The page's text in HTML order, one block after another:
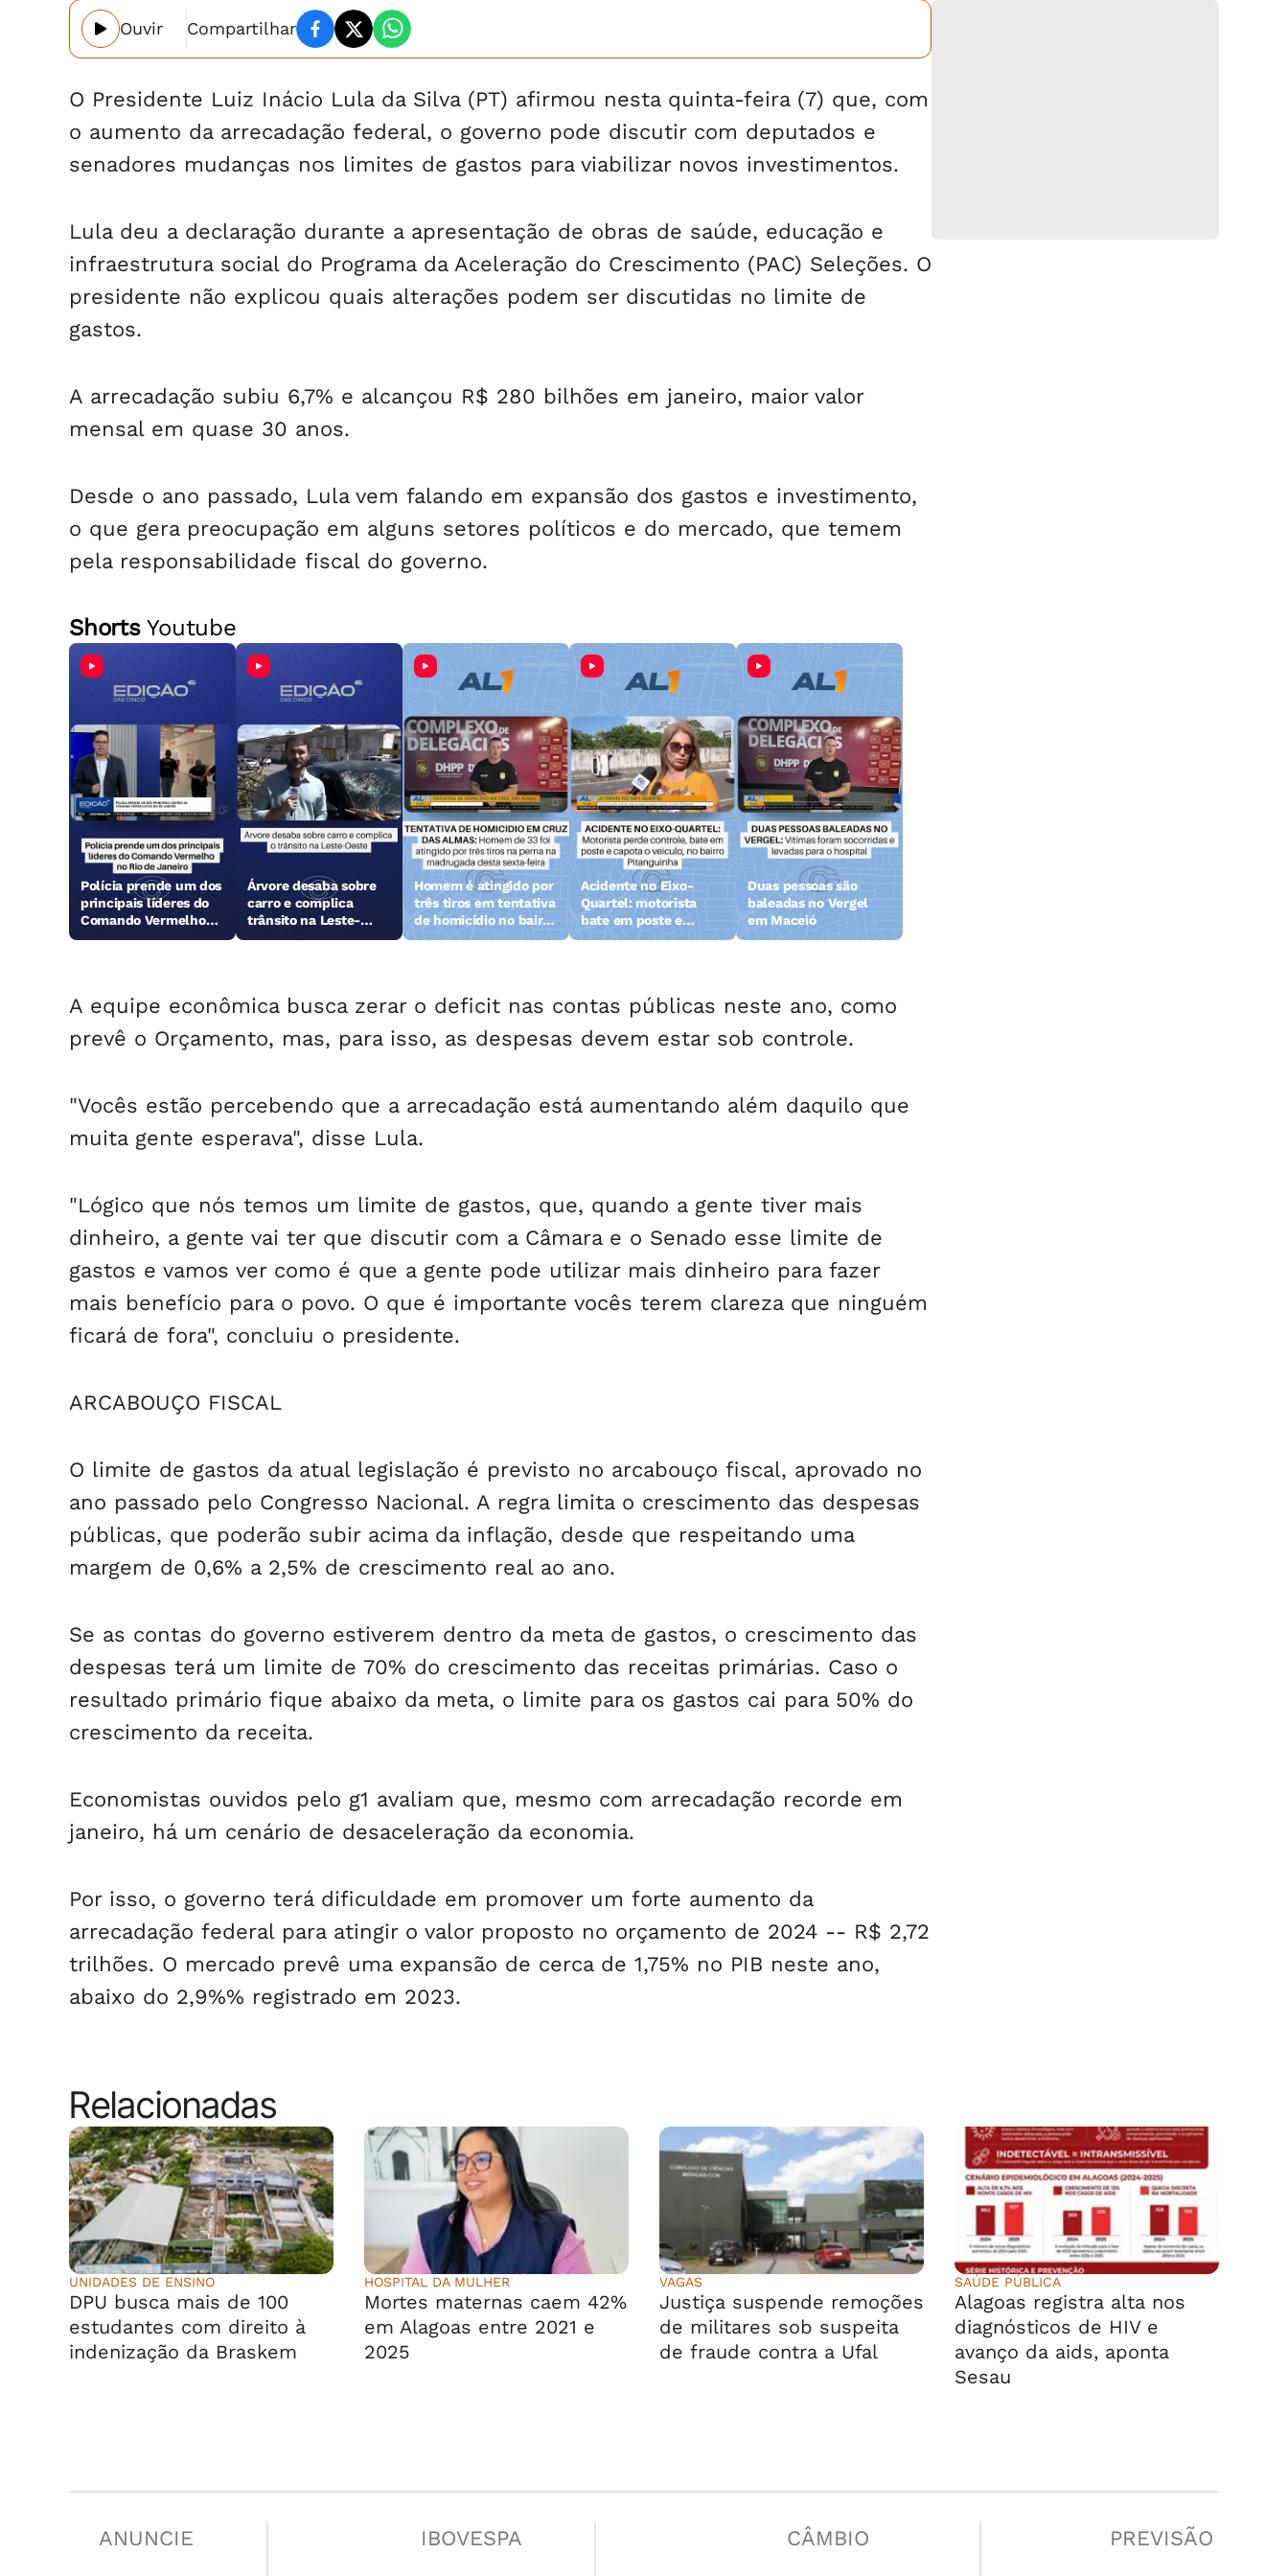
Ouvir Compartilhar
O Presidente Luiz Inácio Lula da Silva (PT) afirmou nesta quinta-feira (7) que, com
o aumento da arrecadação federal, o governo pode discutir com deputados e
senadores mudanças nos limites de gastos para viabilizar novos investimentos.
Lula deu a declaração durante a apresentação de obras de saúde, educação e
infraestrutura social do Programa da Aceleração do Crescimento (PAC) Seleções. O
presidente não explicou quais alterações podem ser discutidas no limite de
gastos.
A arrecadação subiu 6,7% e alcançou R$ 280 bilhões em janeiro, maior valor
mensal em quase 30 anos.
Desde o ano passado, Lula vem falando em expansão dos gastos e investimento,
o que gera preocupação em alguns setores políticos e do mercado, que temem
pela responsabilidade fiscal do governo.
ShortsYoutube
Polícia prende um dos
principais líderes do
Comando Vermelho
no Rio de Janeiro
Árvore desaba sobre
carro e complica
trânsito na Leste-
Oeste
Homem é atingido por
três tiros em tentativa
de homicídio no bairro
Cruz das Almas em
Acidente no Eixo-
Quartel: motorista
bate em poste e
capota
Duas pessoas são
baleadas no Vergel
em Maceió
A equipe econômica busca zerar o deficit nas contas públicas neste ano, como
prevê o Orçamento, mas, para isso, as despesas devem estar sob controle.
"Vocês estão percebendo que a arrecadação está aumentando além daquilo que
muita gente esperava", disse Lula.
"Lógico que nós temos um limite de gastos, que, quando a gente tiver mais
dinheiro, a gente vai ter que discutir com a Câmara e o Senado esse limite de
gastos e vamos ver como é que a gente pode utilizar mais dinheiro para fazer
mais benefício para o povo. O que é importante vocês terem clareza que ninguém
ficará de fora", concluiu o presidente.
ARCABOUÇO FISCAL
O limite de gastos da atual legislação é previsto no arcabouço fiscal, aprovado no
ano passado pelo Congresso Nacional. A regra limita o crescimento das despesas
públicas, que poderão subir acima da inflação, desde que respeitando uma
margem de 0,6% a 2,5% de crescimento real ao ano.
Se as contas do governo estiverem dentro da meta de gastos, o crescimento das
despesas terá um limite de 70% do crescimento das receitas primárias. Caso o
resultado primário fique abaixo da meta, o limite para os gastos cai para 50% do
crescimento da receita.
Economistas ouvidos pelo g1 avaliam que, mesmo com arrecadação recorde em
janeiro, há um cenário de desaceleração da economia.
Por isso, o governo terá dificuldade em promover um forte aumento da
arrecadação federal para atingir o valor proposto no orçamento de 2024 -- R$ 2,72
trilhões. O mercado prevê uma expansão de cerca de 1,75% no PIB neste ano,
abaixo do 2,9%% registrado em 2023.
Relacionadas
UNIDADES DE ENSINO
DPU busca mais de 100
estudantes com direito à
indenização da Braskem
HOSPITAL DA MULHER
Mortes maternas caem 42%
em Alagoas entre 2021 e
2025
VAGAS
Justiça suspende remoções
de militares sob suspeita
de fraude contra a Ufal
SAÚDE PÚBLICA
Alagoas registra alta nos
diagnósticos de HIV e
avanço da aids, aponta
Sesau
ANUNCIE IBOVESPA CÂMBIO PREVISÃO